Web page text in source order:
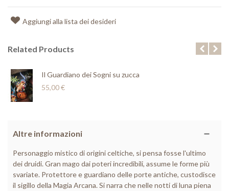
Aggiungi alla lista dei desideri
Related Products
Il Guardiano dei Sogni su zucca
55,00 €
Altre informazioni
Personaggio mistico di origini celtiche, si pensa fosse l'ultimo
dei druidi. Gran mago dai poteri incredibili, assume le forme più
svariate. Protettore e guardiano delle porte antiche, custodisce
il sigillo della Magia Arcana. Si narra che nelle notti di luna piena